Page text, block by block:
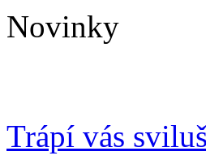
Novinky
Trápí vás